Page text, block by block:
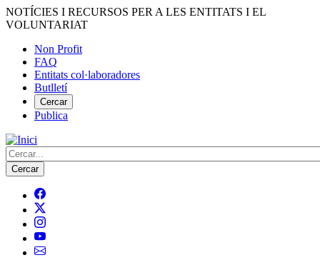
Vés
al
NOTÍCIES I RECURSOS PER A LES ENTITATS I EL
VOLUNTARIAT
Menú
del
compte
d'usuari
Non Profit
FAQ
Entitats col·laboradores
Butlletí
Cercar
Publica
Cerca